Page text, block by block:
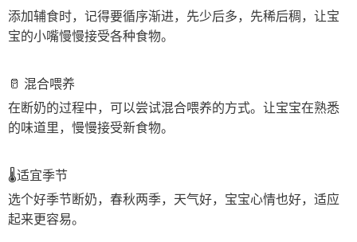
添加辅食时，记得要循序渐进，先少后多，先稀后稠，让宝
宝的小嘴慢慢接受各种食物。
🥛 混合喂养
在断奶的过程中，可以尝试混合喂养的方式。让宝宝在熟悉
的味道里，慢慢接受新食物。
🌡适宜季节
选个好季节断奶，春秋两季，天气好，宝宝心情也好，适应
起来更容易。